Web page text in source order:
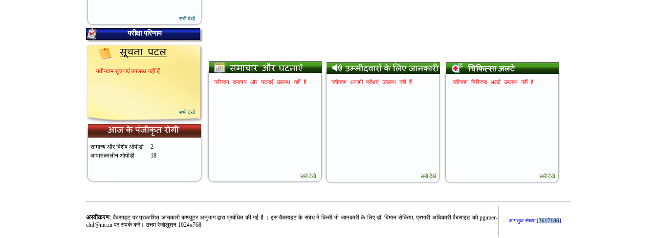
सभी देखें
परीक्षा परिणाम
नवीनतम सूचनाएं उपलब्ध नहीं हैं
सभी देखें
सामान्य और विशेष ओपीडी
2
आपातकालीन ओपीडी
18
अस्वीकरण: वैबसाइट पर प्रकाशित जानकारी कम्प्युटर अनुभाग द्वारा प्रबंधित की गई है । इस वैबसाइट के संबंध में किसी भी जानकारी के लिए डॉ. बिमान सेकिया, प्रभारी अधिकारी वैबसाइट को pgimer-
chd@nic.in पर संपर्क करें। उत्तम रेजोलुशन 1024x768
आगंतुक संख्या:[3617186]